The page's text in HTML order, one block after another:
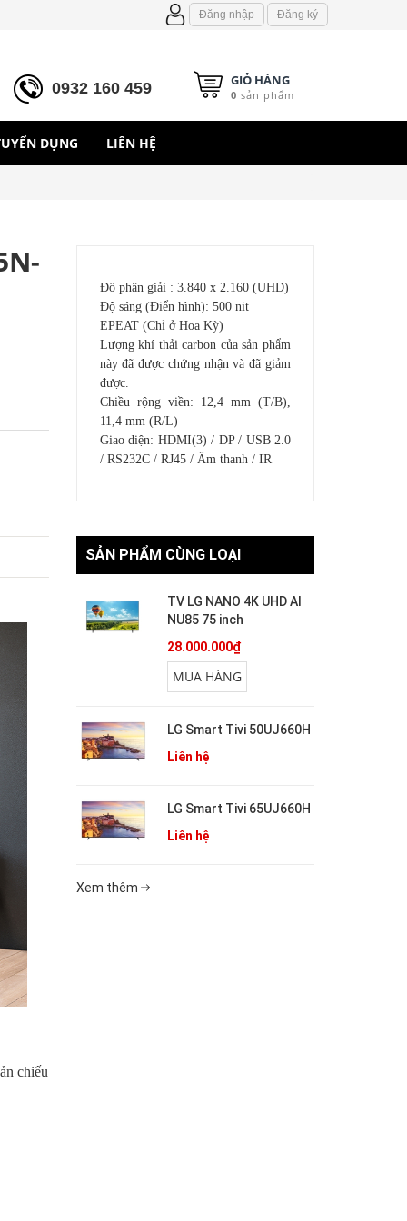
Đăng nhập Đăng ký
0932 160 459 GIỎ HÀNG
0 sản phẩm
DỤNG LIÊN HỆ
Độ phân giải : 3.840 x 2.160 (UHD)
Độ sáng (Điển hình): 500 nit
EPEAT (Chỉ ở Hoa Kỳ)
Lượng khí thải carbon của sản phẩm
này đã được chứng nhận và đã giảm
được.
Chiều rộng viền: 12,4 mm (T/B),
11,4 mm (R/L)
Giao diện: HDMI(3) / DP / USB 2.0
/ RS232C / RJ45 / Âm thanh / IR
chiếu
SẢN PHẨM CÙNG LOẠI
TV LG NANO 4K UHD AI
NU85 75 inch
28.000.000₫
MUA HÀNG
LG Smart Tivi 50UJ660H
Liên hệ
LG Smart Tivi 65UJ660H
Liên hệ
Xem thêm